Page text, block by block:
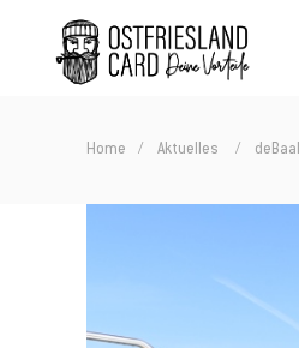
Home Aktuelles